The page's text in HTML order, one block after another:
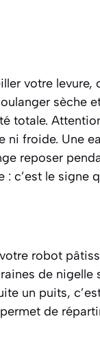
votre levure,
sèche
totale.
ni froide. Une
reposer
: c’est le signe
robot
de
un puits,
de